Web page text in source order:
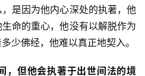
是因为他内心深处的执著，他
命的重心，他没有以解脱作为
少佛经，他难以真正地契入。
，但他会执著于出世间法的境